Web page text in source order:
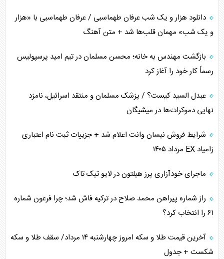
اربعین، کابوس مشترک تل‌آویو-واشنگتن
برنامه هفتم توسعه در نقطه کور سیاستگذاری
کنوانسیون دریای خزر در راستای منافع ملی است؟
اوکراین بازوی مخرب آمریکا در غرب آسیا
اهمیت راهبردی اردن برای آمریکا
پیام، ظرفیت بالفعل‌نشده تجارت ایران
همسویی عربستان با سنتکام علیه متحدان ایران
ترامپ و توهم خلع سلاح حماس
دانلود هزار و یک شب عرفان طهماسبی / عرفان طهماسبی با «هزار
و یک شب» مهمان قلب‌ها شد + متن آهنگ
بازگشت مهندس به خانه؛ محسن مسلمان در تیم امید پرسپولیس
رسماً کار خود را آغاز کرد
عبدل السید کیست؟ / پزشک مسلمان و منتقد اسرائیل، نامزد
نهایی دموکرات‌ها در میشیگان
شرایط فروش نیسان وانت اعلام شد + جزییات ثبت نام اعتباری
زامیاد EX مرداد ۱۴۰۵
ماجرای خودآزاری پرز هیلتون در لایو تیک تاک
راز شماره پیراهن محمد صلاح در ترکیه فاش شد؛ چرا فرعون شماره
۶۱ را انتخاب کرد؟
آخرین قیمت طلا و سکه امروز چهارشنبه ۱۴ مرداد/ سقف طلا و سکه
شکست + جدول